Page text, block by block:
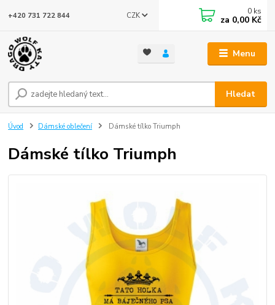
Menu
CZK
Hledat
+420 731 722 844 0 ks
za 0,00 Kč
Úvod Dámské oblečení Dámské tílko Triumph
Dámské tílko Triumph